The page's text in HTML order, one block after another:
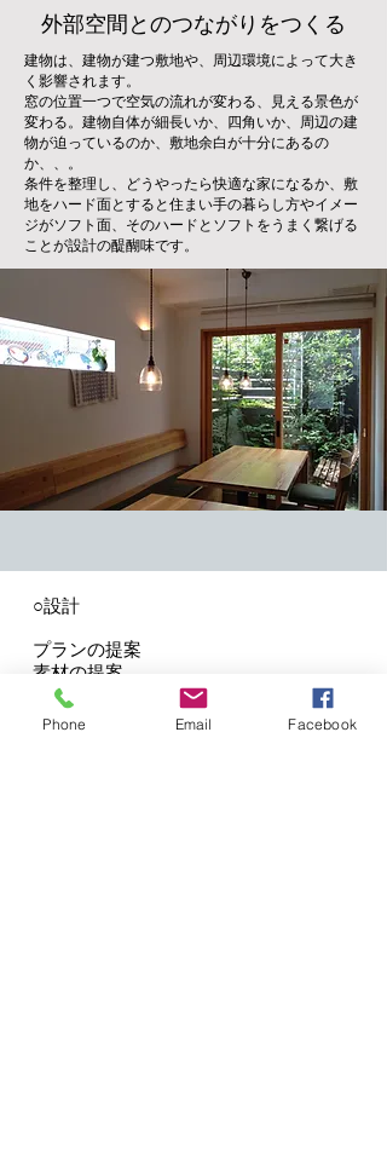
​外部空間とのつながりをつくる
建物は、建物が建つ敷地や、周辺環境によって大き
く影響されます。
窓の位置一つで空気の流れが変わる、見える景色が
変わる。建物自体が細長いか、四角いか、周辺の建
物が迫っているのか、敷地余白が十分にあるの
か、、。
条件を整理し、どうやったら快適な家になるか、敷
地をハード面とすると住まい手の暮らし方やイメー
ジがソフト面、そのハードとソフトをうまく繋げる
ことが設計の醍醐味です。
○設計
プランの提案
素材の提案
造り付け家具の提案
外回りのエントランス、庭の提案。
Phone Email Facebook